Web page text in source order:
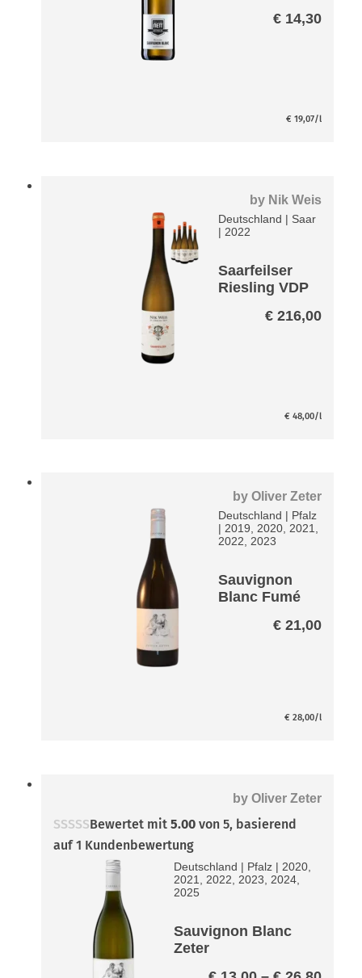
entalkoholisi
€14,30
€ 19,07/l
by Nik Weis
Deutschland | Saar
| 2022
Saarfeilser
Riesling VDP
€216,00
€ 48,00/l
by Oliver Zeter
Deutschland | Pfalz
|2019, 2020, 2021,
2022, 2023
Sauvignon
Blanc Fumé
€21,00
€ 28,00/l
by Oliver Zeter
Bewertet mit5.00 von 5, basierend
auf1 Kundenbewertung
Deutschland | Pfalz | 2020,
2021, 2022, 2023, 2024,
2025
Sauvignon Blanc
Zeter